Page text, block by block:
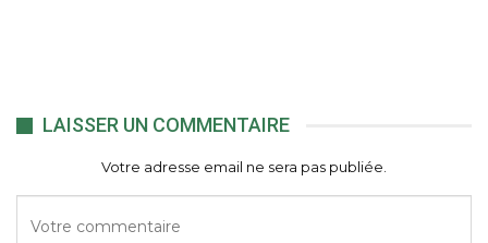
LAISSER UN COMMENTAIRE
Votre adresse email ne sera pas publiée.